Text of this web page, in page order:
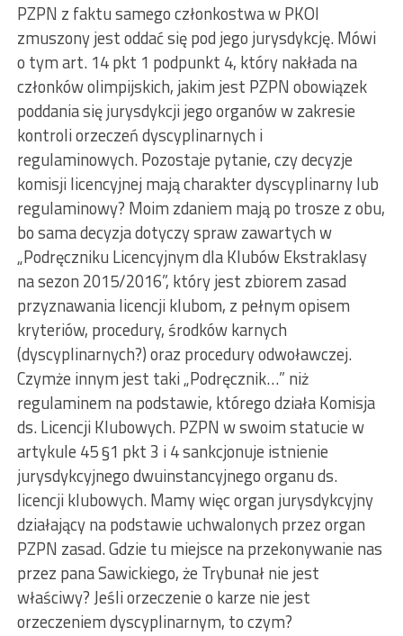
PZPN z faktu samego członkostwa w PKOl
zmuszony jest oddać się pod jego jurysdykcję. Mówi
o tym art. 14 pkt 1 podpunkt 4, który nakłada na
członków olimpijskich, jakim jest PZPN obowiązek
poddania się jurysdykcji jego organów w zakresie
kontroli orzeczeń dyscyplinarnych i
regulaminowych. Pozostaje pytanie, czy decyzje
komisji licencyjnej mają charakter dyscyplinarny lub
regulaminowy? Moim zdaniem mają po trosze z obu,
bo sama decyzja dotyczy spraw zawartych w
„Podręczniku Licencyjnym dla Klubów Ekstraklasy
na sezon 2015/2016”, który jest zbiorem zasad
przyznawania licencji klubom, z pełnym opisem
kryteriów, procedury, środków karnych
(dyscyplinarnych?) oraz procedury odwoławczej.
Czymże innym jest taki „Podręcznik…” niż
regulaminem na podstawie, którego działa Komisja
ds. Licencji Klubowych. PZPN w swoim statucie w
artykule 45 §1 pkt 3 i 4 sankcjonuje istnienie
jurysdykcyjnego dwuinstancyjnego organu ds.
licencji klubowych. Mamy więc organ jurysdykcyjny
działający na podstawie uchwalonych przez organ
PZPN zasad. Gdzie tu miejsce na przekonywanie nas
przez pana Sawickiego, że Trybunał nie jest
właściwy? Jeśli orzeczenie o karze nie jest
orzeczeniem dyscyplinarnym, to czym?